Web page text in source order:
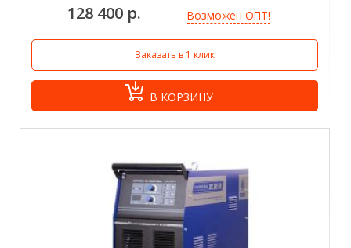
128 400 р. Возможен ОПТ!
Заказать в 1 клик
В КОРЗИНУ